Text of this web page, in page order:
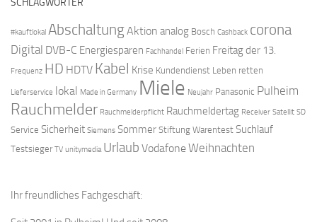
SCHLAGWÖRTER
#kauftlokal AbschaltungAktion analog Bosch Cashback corona
Digital DVB-C Energiesparen Fachhandel Ferien Freitag der 13.
Frequenz HD HDTV Kabel Krise Kundendienst Leben retten
Lieferservice lokal Made in Germany Miele Neujahr Panasonic Pulheim
Rauchmelder Rauchmelderpflicht Rauchmeldertag Receiver Satellit SD
Service Sicherheit Siemens Sommer Stiftung Warentest Suchlauf
Testsieger TV unitymedia Urlaub VodafoneWeihnachten
Ihr freundliches Fachgeschäft: